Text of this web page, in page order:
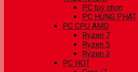
PC tuỳ chọn
PC HÙNG PHÁT
PC CPU AMD
Ryzen 7
Ryzen 5
Ryzen 3
PC HOT